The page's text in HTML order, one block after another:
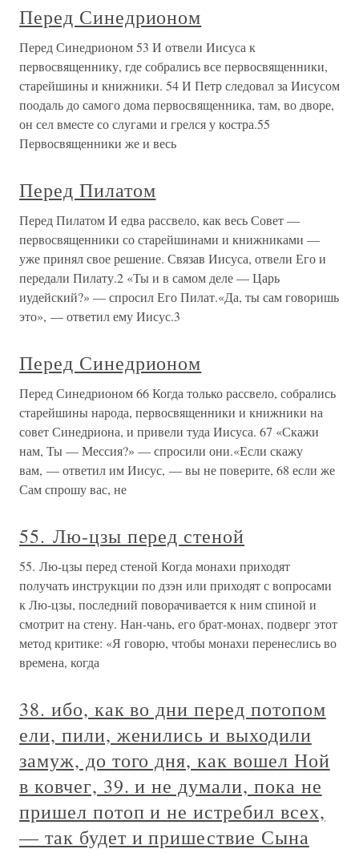
Перед Синедрионом
Перед Синедрионом 53 И отвели Иисуса к
первосвященнику, где собрались все первосвященники,
старейшины и книжники. 54 И Петр следовал за Иисусом
поодаль до самого дома первосвященника, там, во дворе,
он сел вместе со слугами и грелся у костра.55
Первосвященники же и весь
Перед Пилатом
Перед Пилатом И едва рассвело, как весь Совет —
первосвященники со старейшинами и книжниками —
уже принял свое решение. Связав Иисуса, отвели Его и
передали Пилату.2 «Ты и в самом деле — Царь
иудейский?» — спросил Его Пилат.«Да, ты сам говоришь
это», — ответил ему Иисус.3
Перед Синедрионом
Перед Синедрионом 66 Когда только рассвело, собрались
старейшины народа, первосвященники и книжники на
совет Синедриона, и привели туда Иисуса. 67 «Скажи
нам, Ты — Мессия?» — спросили они.«Если скажу
вам, — ответил им Иисус, — вы не поверите, 68 если же
Сам спрошу вас, не
55. Лю-цзы перед стеной
55. Лю-цзы перед стеной Когда монахи приходят
получать инструкции по дзэн или приходят с вопросами
к Лю-цзы, последний поворачивается к ним спиной и
смотрит на стену. Нан-чань, его брат-монах, подверг этот
метод критике: «Я говорю, чтобы монахи перенеслись во
времена, когда
38. ибо, как во дни перед потопом
ели, пили, женились и выходили
замуж, до того дня, как вошел Ной
в ковчег, 39. и не думали, пока не
пришел потоп и не истребил всех,
— так будет и пришествие Сына